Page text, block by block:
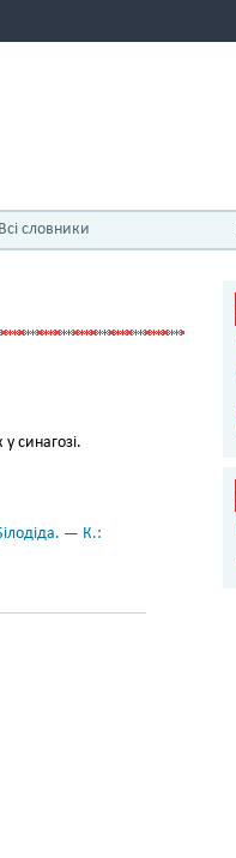
Всі словники
синагозі.
— К.: